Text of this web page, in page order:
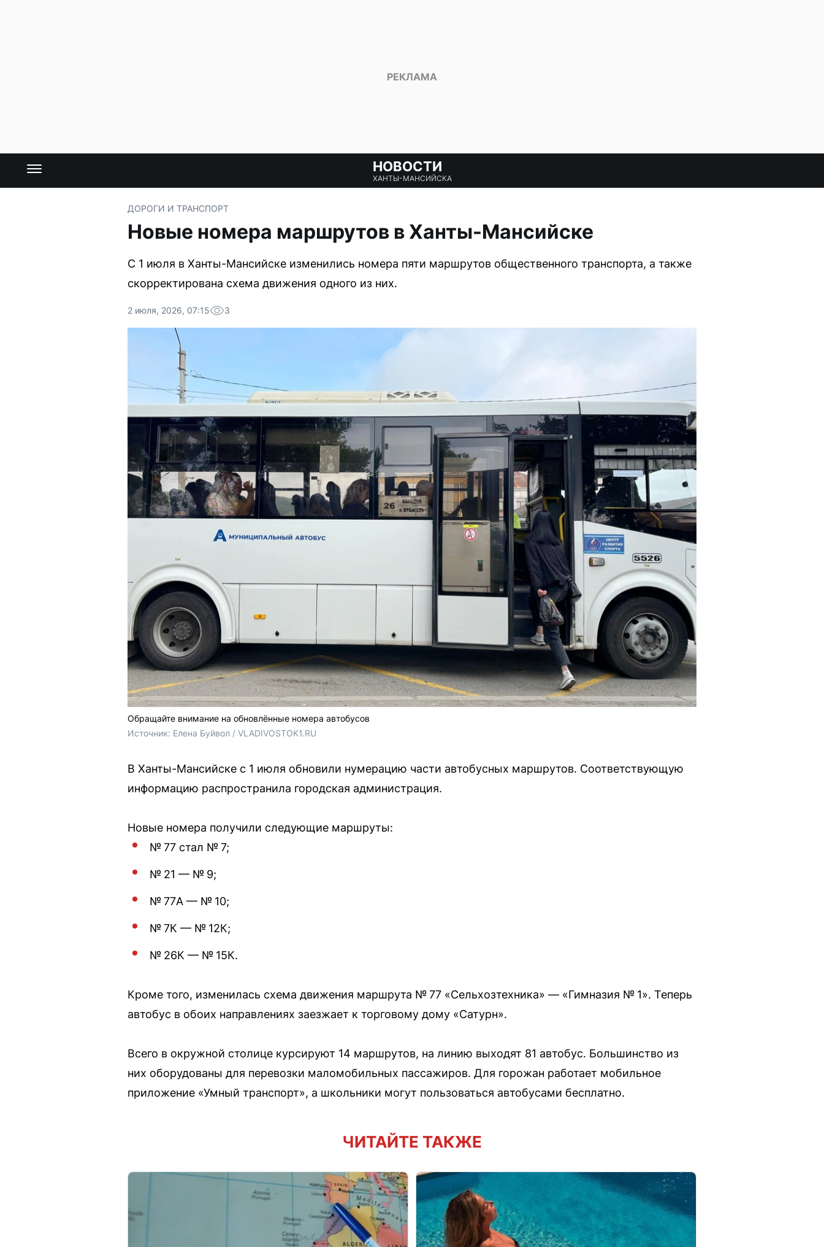
НОВОСТИ
ХАНТЫ-МАНСИЙСКА
ДОРОГИ И ТРАНСПОРТ
Новые номера маршрутов в Ханты-Мансийске
С 1 июля в Ханты-Мансийске изменились номера пяти маршрутов общественного транспорта, а также
скорректирована схема движения одного из них.
2 июля, 2026, 07:15 3
Обращайте внимание на обновлённые номера автобусов
Источник: Елена Буйвол / VLADIVOSTOK1.RU
В Ханты-Мансийске с 1 июля обновили нумерацию части автобусных маршрутов. Соответствующую
информацию распространила городская администрация.
Новые номера получили следующие маршруты:
№ 77 стал № 7;
№ 21 — № 9;
№ 77А — № 10;
№ 7К — № 12К;
№ 26К — № 15К.
Кроме того, изменилась схема движения маршрута № 77 «Сельхозтехника» — «Гимназия № 1». Теперь
автобус в обоих направлениях заезжает к торговому дому «Сатурн».
Всего в окружной столице курсируют 14 маршрутов, на линию выходят 81 автобус. Большинство из
них оборудованы для перевозки маломобильных пассажиров. Для горожан работает мобильное
приложение «Умный транспорт», а школьники могут пользоваться автобусами бесплатно.
ЧИТАЙТЕ ТАКЖЕ